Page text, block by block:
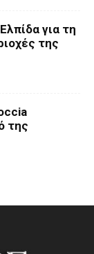
για τη
της
της